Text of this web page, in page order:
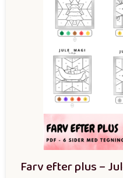
Farv efter plus – Jul